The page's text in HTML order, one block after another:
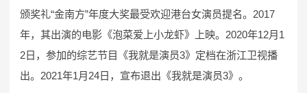
颁奖礼“金南方”年度大奖最受欢迎港台女演员提名。2017
年，其出演的电影《泡菜爱上小龙虾》上映。2020年12月1
2日，参加的综艺节目《我就是演员3》定档在浙江卫视播
出。2021年1月24日，宣布退出《我就是演员3》。